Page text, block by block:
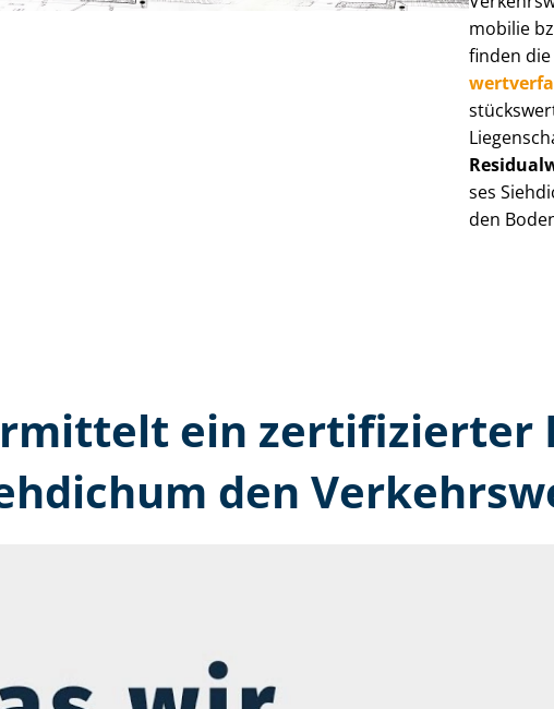
mo­bi­lie
finden
ses
den
ein zertifizierter
den